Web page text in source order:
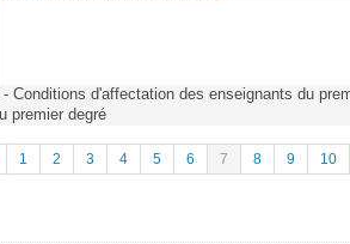
Conditions d'affectation des enseignants du
premier degré
1 2 3 4 5 6 7 8 9 10